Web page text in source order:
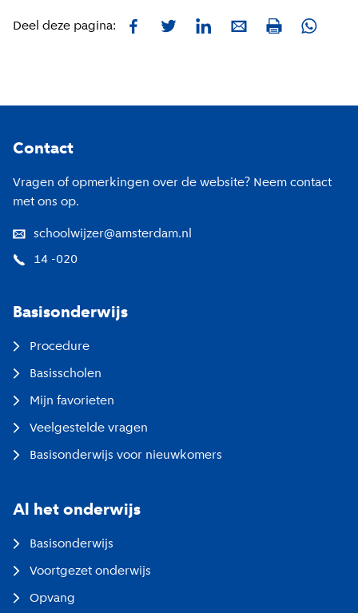
Deel deze pagina: FacebookTwitterLinkedInE-mailPrint
Contact
Vragen of opmerkingen over de website? Neem contact
met ons op.
schoolwijzer@amsterdam.nl
14 -020
Basisonderwijs
Procedure
Basisscholen
Mijn favorieten
Veelgestelde vragen
Basisonderwijs voor nieuwkomers
Al het onderwijs
Basisonderwijs
Voortgezet onderwijs
Opvang